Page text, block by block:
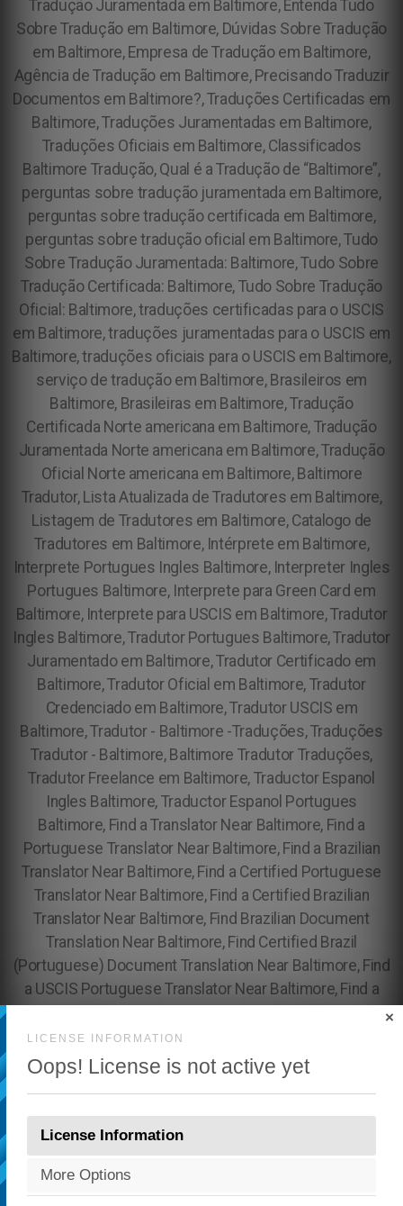
LICENSE INFORMATION
Oops! License is not active yet
×
License Information
More Options